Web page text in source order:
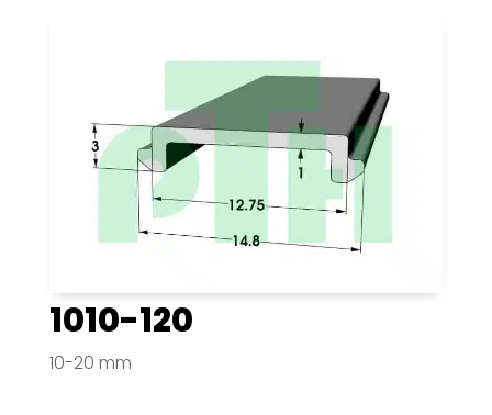
1010-120
10-20 mm